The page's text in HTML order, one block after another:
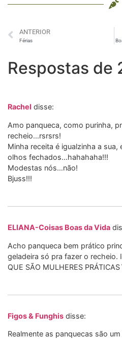
ANTERIOR
Férias
Respostas de
Rachel disse:
Amo panqueca, como purinha,
recheio…rsrsrs!
Minha receita é igualzinha a
olhos fechados…hahahaha!!!
Modestas nós…não!
Bjuss!!!
ELIANA-Coisas Boas da Vida
Acho panqueca bem prático
geladeira só pra fazer o recheio.
QUE SÃO MULHERES
Figos & Funghis disse:
Realmente as panquecas são